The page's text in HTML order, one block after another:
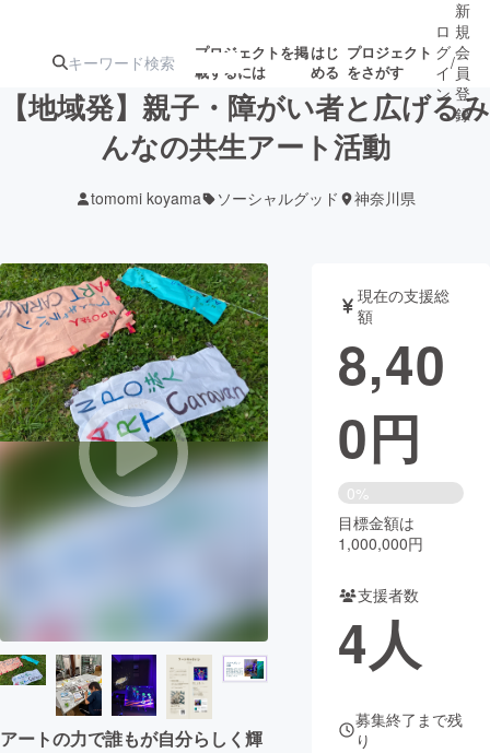
プロジェクトを掲
載するには
はじ
める
プロジェクト
をさがす
ターン
ジェクト
募集終了が近いプ
ロジェクト
もうすぐ公開
されます
アート・写真 音楽
テクノロジー・ガジェット ゲーム・サ
映像・映画 書籍・雑誌
ビジネス・起業 チャレンジ
CAMPFIRE for Social Good CAMPFIRE Creation
CAMPFIREふるさと納税
コミュニティ
ロ
グ
イ
ン
/
新
規
会
員
登
録
【地域発】親子・障がい者と広げるみ
んなの共生アート活動
tomomi koyama ソーシャルグッド 神奈川県
アートの力で誰もが自分らしく輝
現在の支援総
額
8,40
0円
0%
目標金額は
1,000,000円
支援者数
4人
募集終了まで残
り